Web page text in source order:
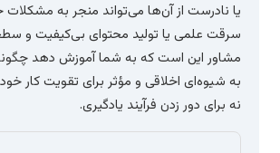
یا نادرست از آن‌ها می‌تواند منجر به مشکلات جدی
سرقت علمی یا تولید محتوای بی‌کیفیت و سطحی
مشاور این است که به شما آموزش دهد چگونه از
به شیوه‌ای اخلاقی و مؤثر برای تقویت کار خود
نه برای دور زدن فرآیند یادگیری.